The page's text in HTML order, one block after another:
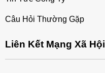
Câu Hỏi Thường Gặp
Liên Kết Mạng Xã Hội